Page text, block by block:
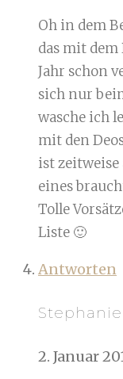
Oh in dem
das mit dem
Jahr schon
sich nur
wasche ich
mit den
ist
eines
Tolle
Liste 🙂
Antworten
Stephanie
2. Januar